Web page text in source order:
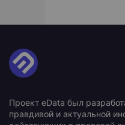
Проект eData был
правдивой и актуальной